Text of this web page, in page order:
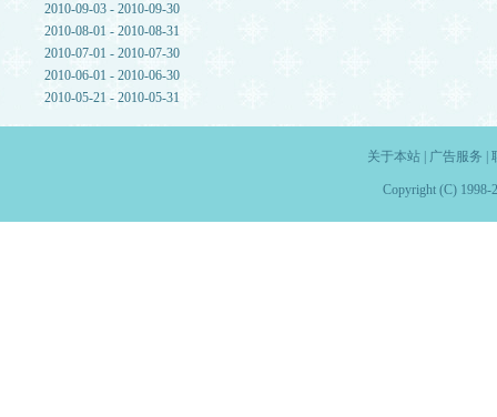
2010-09-03 - 2010-09-30
2010-08-01 - 2010-08-31
2010-07-01 - 2010-07-30
2010-06-01 - 2010-06-30
2010-05-21 - 2010-05-31
关于本站| 广告服务
Copyright (C) 1998-